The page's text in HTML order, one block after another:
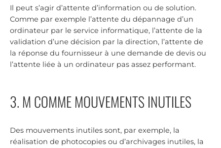
Il peut s’agir d’attente d’information ou de solution.
Comme par exemple l’attente du dépannage d’un
ordinateur par le service informatique, l’attente de la
validation d’une décision par la direction, l’attente de
la réponse du fournisseur à une demande de devis ou
l’attente liée à un ordinateur pas assez performant.
3. M COMME MOUVEMENTS INUTILES
Des mouvements inutiles sont, par exemple, la
réalisation de photocopies ou d’archivages inutiles, la